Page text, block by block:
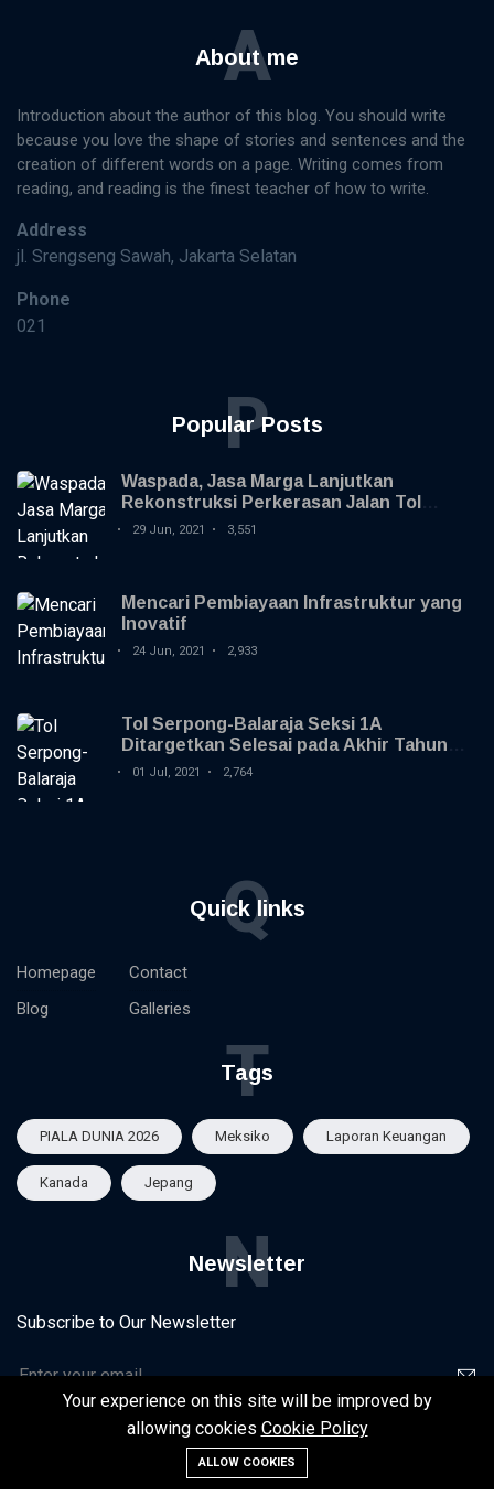
About me
A
Introduction about the author of this blog. You should write
because you love the shape of stories and sentences and the
creation of different words on a page. Writing comes from
reading, and reading is the finest teacher of how to write.
Address
jl. Srengseng Sawah, Jakarta Selatan
Phone
021
Popular Posts
P
Waspada, Jasa Marga Lanjutkan
Rekonstruksi Perkerasan Jalan Tol
Jagorawi
29 Jun, 2021 3,551
Mencari Pembiayaan Infrastruktur yang
Inovatif
24 Jun, 2021 2,933
Tol Serpong-Balaraja Seksi 1A
Ditargetkan Selesai pada Akhir Tahun
2021
01 Jul, 2021 2,764
Quick links
Q
Homepage
Blog
Contact
Galleries
Tags
T
PIALA DUNIA 2026 Meksiko Laporan Keuangan
Kanada Jepang
Newsletter
N
Subscribe to Our Newsletter
©2025 | Infrastruktur 2025
Your experience on this site will be improved by
allowing cookies Cookie Policy
ALLOW COOKIES